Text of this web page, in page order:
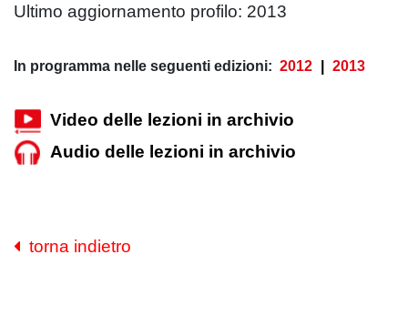
Ultimo aggiornamento profilo: 2013
In programma nelle seguenti edizioni: 2012 2013
Video delle lezioni in archivio
Audio delle lezioni in archivio
torna indietro